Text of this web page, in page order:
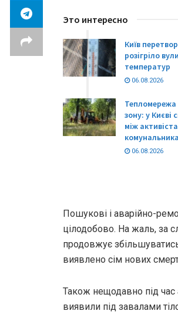
Это интересно
Київ
розігріло
температур
06.08.2026
Тепломережа
зону: у Києві
між
06.08.2026
Пошукові і аварійно-
цілодобово. На жаль, за
продовжує
виявлено сім нових
Також нещодавно під час
виявили під завалами